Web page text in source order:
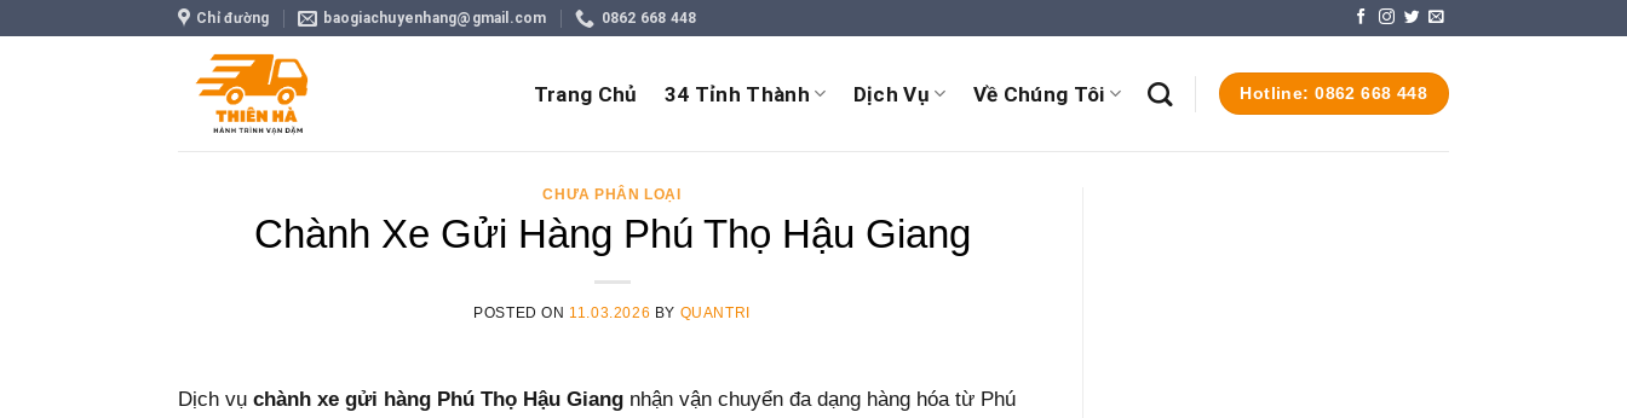
Chỉ đường baogiachuyenhang@gmail.com 0862 668 448
Trang Chủ 34 Tỉnh Thành Dịch Vụ Về Chúng Tôi Hotline: 0862 668 448
CHƯA PHÂN LOẠI
Chành Xe Gửi Hàng Phú Thọ Hậu Giang
POSTED ON 11.03.2026 BY QUANTRI
Dịch vụ chành xe gửi hàng Phú Thọ Hậu Giang nhận vận chuyển đa dạng hàng hóa từ Phú